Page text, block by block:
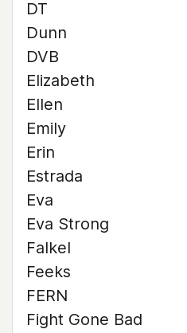
DT
Dunn
DVB
Elizabeth
Ellen
Emily
Erin
Estrada
Eva
Eva Strong
Falkel
Feeks
FERN
Fight Gone Bad